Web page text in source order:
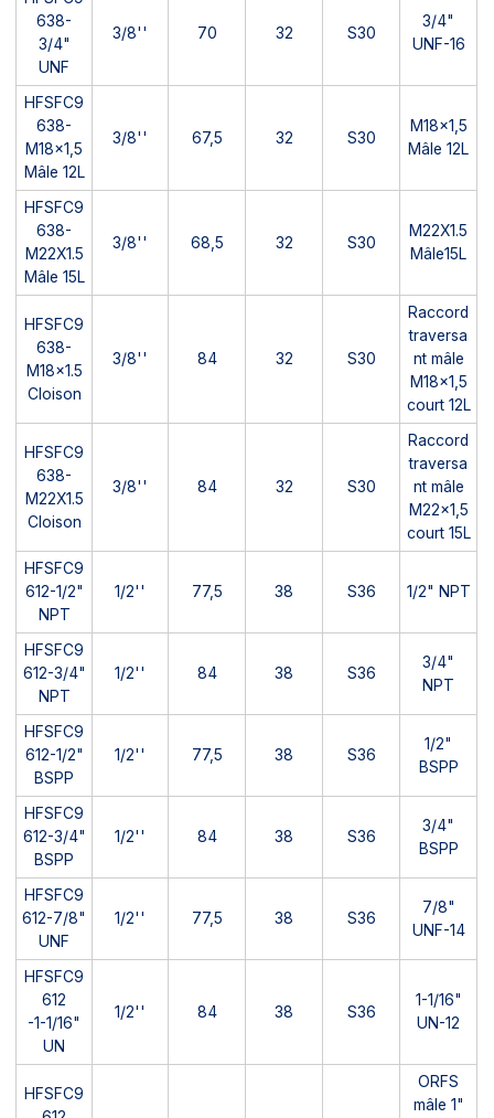
638-
3/4"
UNF
3/8'' 70 32 S30
3/4"
UNF-16
HFSFC9
638-
M18x1,5
Mâle 12L
3/8'' 67,5 32 S30
M18x1,5
Mâle 12L
HFSFC9
638-
M22X1.5
Mâle 15L
3/8'' 68,5 32 S30
M22X1.5
Mâle15L
HFSFC9
638-
M18x1.5
Cloison
3/8'' 84 32 S30
Raccord
traversa
nt mâle
M18x1,5
court 12L
HFSFC9
638-
M22X1.5
Cloison
3/8'' 84 32 S30
Raccord
traversa
nt mâle
M22x1,5
court 15L
HFSFC9
612-1/2"
NPT
1/2'' 77,5 38 S36 1/2" NPT
HFSFC9
612-3/4"
NPT
1/2'' 84 38 S36
3/4"
NPT
HFSFC9
612-1/2"
BSPP
1/2'' 77,5 38 S36
1/2"
BSPP
HFSFC9
612-3/4"
BSPP
1/2'' 84 38 S36
3/4"
BSPP
HFSFC9
612-7/8"
UNF
1/2'' 77,5 38 S36
7/8"
UNF-14
HFSFC9
612
-1-1/16"
UN
1/2'' 84 38 S36
1-1/16"
UN-12
HFSFC9
ORFS
mâle 1"